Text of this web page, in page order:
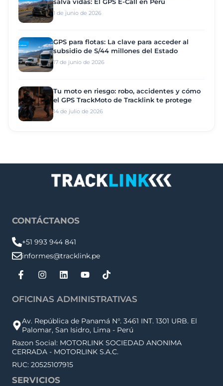
1 de junio de 2026
GPS para flotas: La clave para acceder al
subsidio de S/44 millones del Estado
17 de junio de 2026
Tu moto en riesgo: robo, accidentes y cómo
el GPS TrackMoto de Tracklink te protege
14 de julio de 2026
CONTÁCTANOS
+51 993 944 841
informes@tracklink.pe
OFICINAS ADMINISTRATIVAS
Av. República de Panamá N°. 3461 INT. 1301 URB. El
Palomar, San Isidro, Lima - Perú
Razon Social: MOTORLINK SOCIEDAD ANONIMA
CERRADA - MOTORLINK S.A.C.
RUC: 20525107915
SERVICIOS